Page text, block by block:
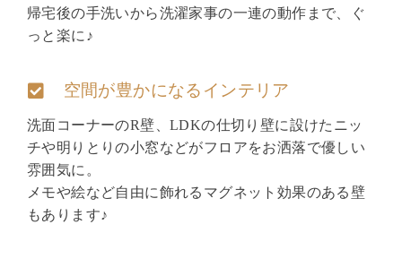
帰宅後の手洗いから洗濯家事の一連の動作まで、ぐ
っと楽に♪
空間が豊かになるインテリア
洗面コーナーのR壁、LDKの仕切り壁に設けたニッ
チや明りとりの小窓などがフロアをお洒落で優しい
雰囲気に。
メモや絵など自由に飾れるマグネット効果のある壁
もあります♪